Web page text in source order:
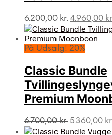
6.200,00kr. Den
pris
var:
4.960,00
På Udsalg! 20%
Classic Bundle
Premium
6.700,00kr. Den
5.360,00